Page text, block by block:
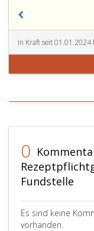
In Kraft seit 01.01.2024
0
Fundstelle
Es sind keine
vorhanden.